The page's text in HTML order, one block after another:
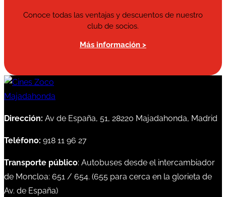
Conoce todas las ventajas y descuentos de nuestro
club de socios.
Más información >
Dirección: Av de España, 51, 28220 Majadahonda, Madrid
Teléfono: 918 11 96 27
Transporte público: Autobuses desde el intercambiador
de Moncloa: 651 / 654. (655 para cerca en la glorieta de
Av. de España)